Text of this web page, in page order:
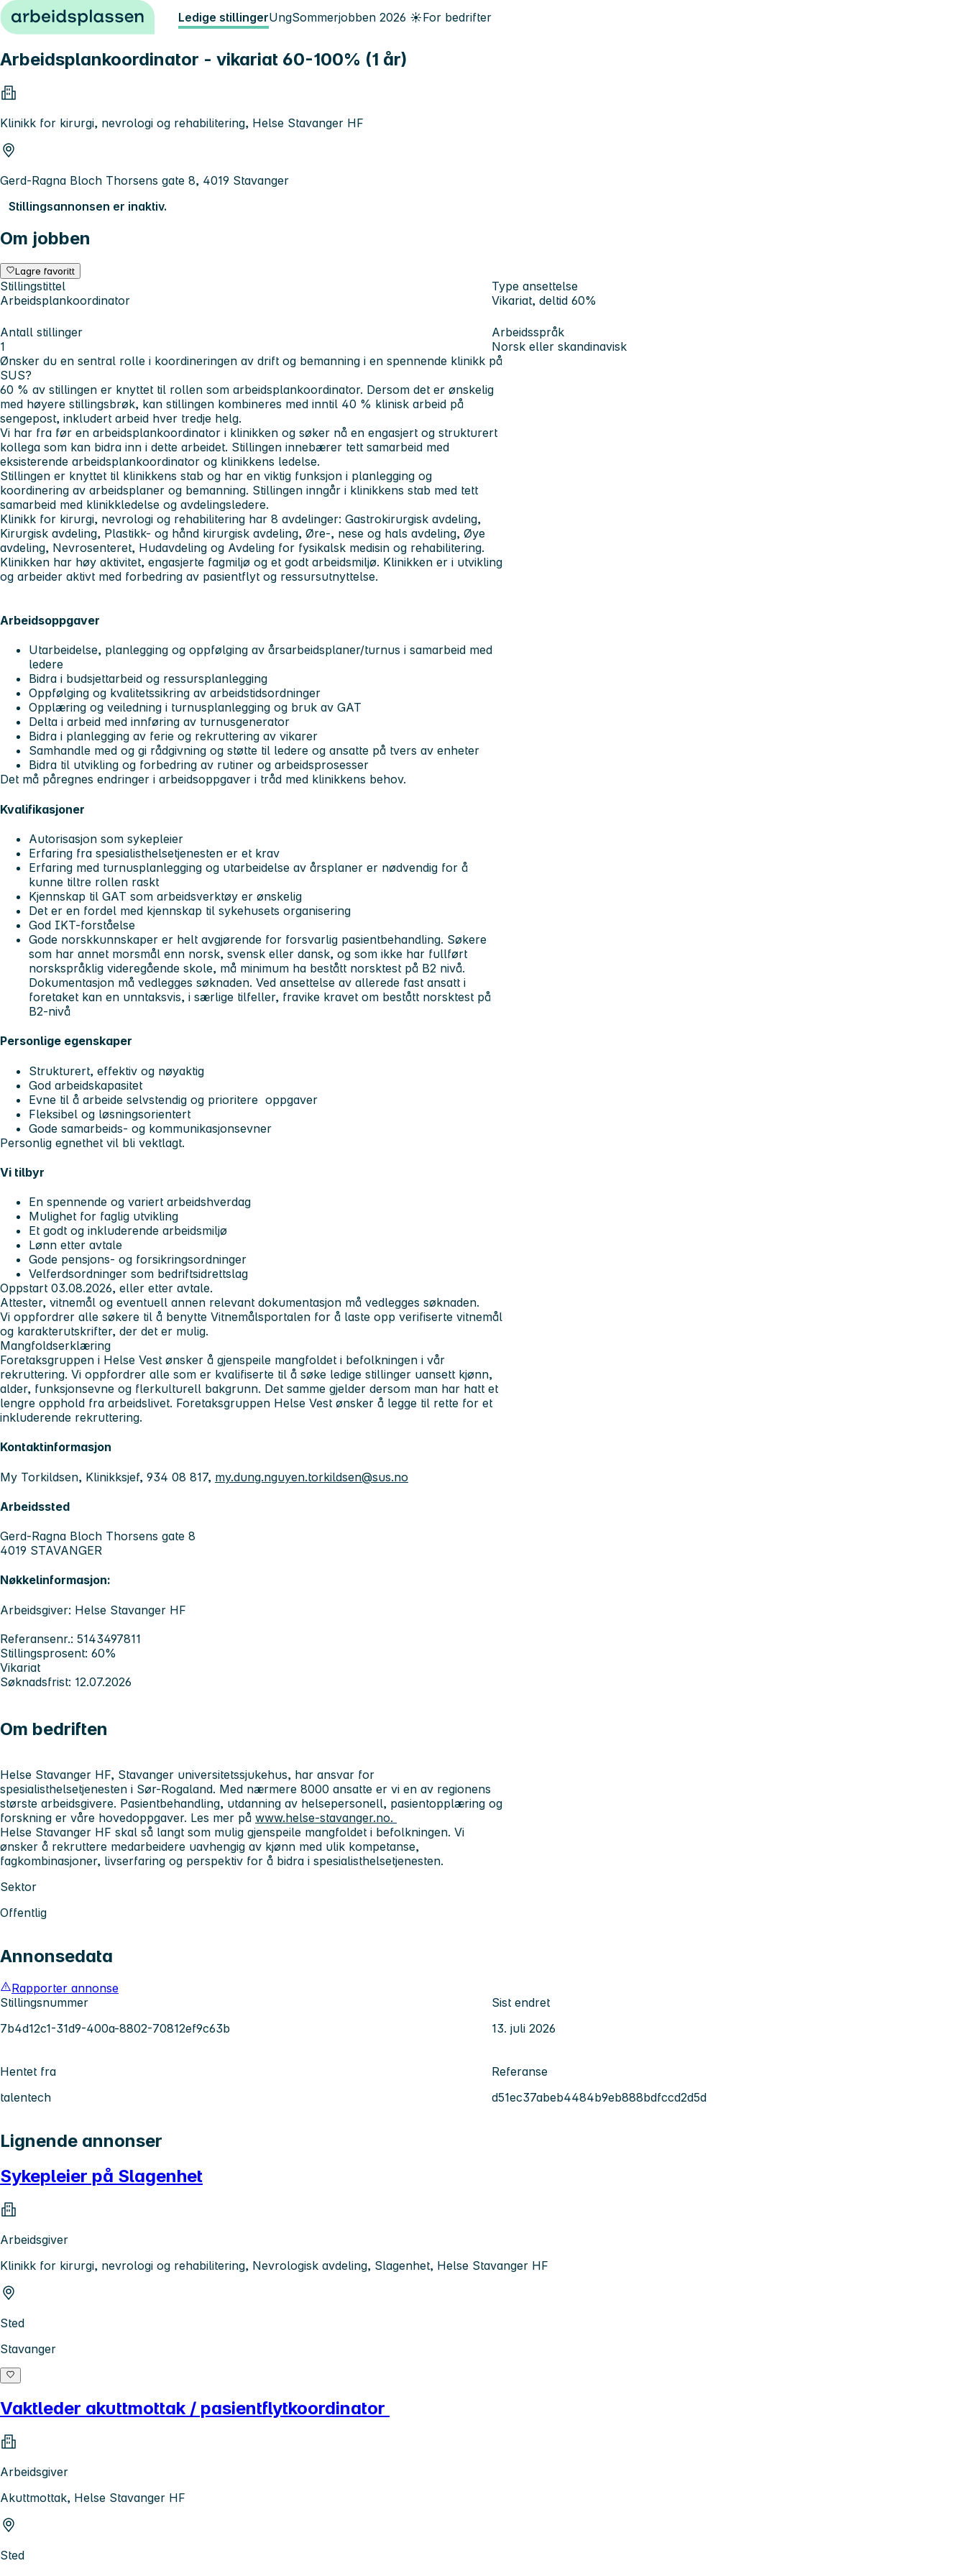
Hopp til innhold Ledige stillingerUngSommerjobben 2026 ☀️For bedrifter
Arbeidsplankoordinator - vikariat 60-100% (1 år)
Klinikk for kirurgi, nevrologi og rehabilitering, Helse Stavanger HF
Gerd-Ragna Bloch Thorsens gate 8, 4019 Stavanger
Stillingsannonsen er inaktiv.
Om jobben
Lagre favoritt
Stillingstittel
Arbeidsplankoordinator
Type ansettelse
Vikariat, deltid 60%
Antall stillinger
1
Arbeidsspråk
Norsk eller skandinavisk
Ønsker du en sentral rolle i koordineringen av drift og bemanning i en spennende klinikk på
SUS?
60 % av stillingen er knyttet til rollen som arbeidsplankoordinator. Dersom det er ønskelig
med høyere stillingsbrøk, kan stillingen kombineres med inntil 40 % klinisk arbeid på
sengepost, inkludert arbeid hver tredje helg.
Vi har fra før en arbeidsplankoordinator i klinikken og søker nå en engasjert og strukturert
kollega som kan bidra inn i dette arbeidet. Stillingen innebærer tett samarbeid med
eksisterende arbeidsplankoordinator og klinikkens ledelse.
Stillingen er knyttet til klinikkens stab og har en viktig funksjon i planlegging og
koordinering av arbeidsplaner og bemanning. Stillingen inngår i klinikkens stab med tett
samarbeid med klinikkledelse og avdelingsledere.​​​​​​​​​​​​​​​​​​​​​​​​​​
Klinikk for kirurgi, nevrologi og rehabilitering har 8 avdelinger: Gastrokirurgisk avdeling,
Kirurgisk avdeling, Plastikk- og hånd kirurgisk avdeling, Øre-, nese og hals avdeling, Øye
avdeling, Nevrosenteret, Hudavdeling og Avdeling for fysikalsk medisin og rehabilitering.
Klinikken har høy aktivitet, engasjerte fagmiljø og et godt arbeidsmiljø. Klinikken er i utvikling
og arbeider aktivt med forbedring av pasientflyt og ressursutnyttelse.
Arbeidsoppgaver
Utarbeidelse, planlegging og oppfølging av årsarbeidsplaner/turnus i samarbeid med
ledere
Bidra i budsjettarbeid og ressursplanlegging
Oppfølging og kvalitetssikring av arbeidstidsordninger
Opplæring og veiledning i turnusplanlegging og bruk av GAT
Delta i arbeid med innføring av turnusgenerator
Bidra i planlegging av ferie og rekruttering av vikarer
Samhandle med og gi rådgivning og støtte til ledere og ansatte på tvers av enheter
Bidra til utvikling og forbedring av rutiner og arbeidsprosesser
Det må påregnes endringer i arbeidsoppgaver i tråd med klinikkens behov.
Kvalifikasjoner
Autorisasjon som sykepleier
Erfaring fra spesialisthelsetjenesten er et krav
Erfaring med turnusplanlegging og utarbeidelse av årsplaner er nødvendig for å
kunne tiltre rollen raskt
Kjennskap til GAT som arbeidsverktøy er ønskelig
Det er en fordel med kjennskap til sykehusets organisering
God IKT-forståelse
Gode norskkunnskaper er helt avgjørende for forsvarlig pasientbehandling. Søkere
som har annet morsmål enn norsk, svensk eller dansk, og som ikke har fullført
norskspråklig videregående skole, må minimum ha bestått norsktest på B2 nivå.
Dokumentasjon må vedlegges søknaden. Ved ansettelse av allerede fast ansatt i
foretaket kan en unntaksvis, i særlige tilfeller, fravike kravet om bestått norsktest på
B2-nivå
Personlige egenskaper
Strukturert, effektiv og nøyaktig
God arbeidskapasitet
Evne til å arbeide selvstendig og prioritere oppgaver
Fleksibel og løsningsorientert
Gode samarbeids- og kommunikasjonsevner
Personlig egnethet vil bli vektlagt.
Vi tilbyr
En spennende og variert arbeidshverdag
Mulighet for faglig utvikling
Et godt og inkluderende arbeidsmiljø
Lønn etter avtale
Gode pensjons- og forsikringsordninger
Velferdsordninger som bedriftsidrettslag
Oppstart 03.08.2026, eller etter avtale.
Attester, vitnemål og eventuell annen relevant dokumentasjon må vedlegges søknaden.
Vi oppfordrer alle søkere til å benytte Vitnemålsportalen for å laste opp verifiserte vitnemål
og karakterutskrifter, der det er mulig.
Mangfoldserklæring
Foretaksgruppen i Helse Vest ønsker å gjenspeile mangfoldet i befolkningen i vår
rekruttering. Vi oppfordrer alle som er kvalifiserte til å søke ledige stillinger uansett kjønn,
alder, funksjonsevne og flerkulturell bakgrunn. Det samme gjelder dersom man har hatt et
lengre opphold fra arbeidslivet. Foretaksgruppen Helse Vest ønsker å legge til rette for et
inkluderende rekruttering.
Kontaktinformasjon
My Torkildsen, Klinikksjef, 934 08 817, my.dung.nguyen.torkildsen@sus.no
Arbeidssted
Gerd-Ragna Bloch Thorsens gate 8
4019 STAVANGER
Nøkkelinformasjon:
Arbeidsgiver: Helse Stavanger HF
Referansenr.: 5143497811
Stillingsprosent: 60%
Vikariat
Søknadsfrist: 12.07.2026
Om bedriften
Helse Stavanger HF, Stavanger universitetssjukehus, har ansvar for
spesialisthelsetjenesten i Sør-Rogaland. Med nærmere 8000 ansatte er vi en av regionens
største arbeidsgivere. Pasientbehandling, utdanning av helsepersonell, pasientopplæring og
forskning er våre hovedoppgaver. Les mer på www.helse-stavanger.no.
Helse Stavanger HF skal så langt som mulig gjenspeile mangfoldet i befolkningen. Vi
ønsker å rekruttere medarbeidere uavhengig av kjønn med ulik kompetanse,
fagkombinasjoner, livserfaring og perspektiv for å bidra i spesialisthelsetjenesten.
Sektor
Offentlig
Annonsedata
Rapporter annonse
Stillingsnummer
7b4d12c1-31d9-400a-8802-70812ef9c63b
Sist endret
13. juli 2026
Hentet fra
talentech
Referanse
d51ec37abeb4484b9eb888bdfccd2d5d
Lignende annonser
Sykepleier på Slagenhet
Arbeidsgiver
Klinikk for kirurgi, nevrologi og rehabilitering, Nevrologisk avdeling, Slagenhet, Helse Stavanger HF
Sted
Stavanger
Vaktleder akuttmottak / pasientflytkoordinator
Arbeidsgiver
Akuttmottak, Helse Stavanger HF
Sted